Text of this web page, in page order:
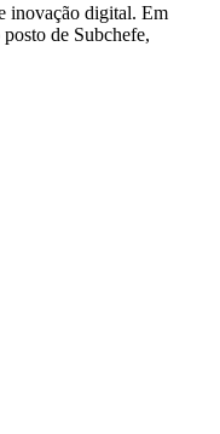
inovação digital. Em
de Subchefe,